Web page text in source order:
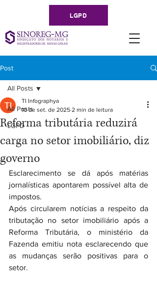
LGPD
Post
All Posts
LGPD
All Posts
Reforma tributária reduzirá
carga no setor imobiliário, diz
governo
TI Infographya
10 de set. de 2025 2 min de leitura
Esclarecimento se dá após matérias
jornalísticas apontarem possível alta de
impostos.
Após circularem notícias a respeito da
tributação no setor imobiliário após a
Reforma Tributária, o ministério da
Fazenda emitiu nota esclarecendo que
as mudanças serão positivas para o
setor.